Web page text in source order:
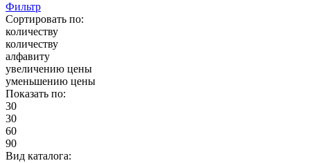
Фильтр
Сортировать по:
количеству
количеству
алфавиту
увеличению цены
уменьшению цены
Показать по:
30
30
60
90
Вид каталога: